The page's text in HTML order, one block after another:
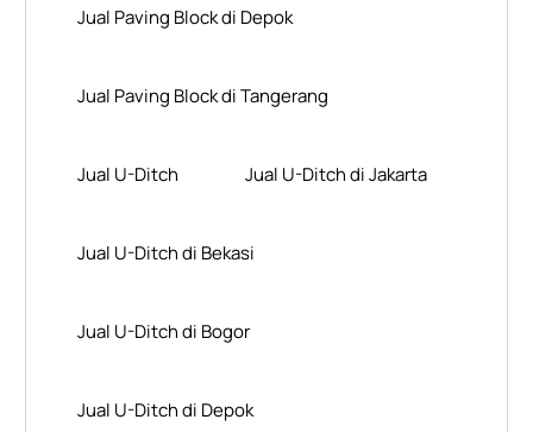
Jual Paving Block di Depok
Jual Paving Block di Tangerang
Jual U-Ditch Jual U-Ditch di Jakarta
Jual U-Ditch di Bekasi
Jual U-Ditch di Bogor
Jual U-Ditch di Depok